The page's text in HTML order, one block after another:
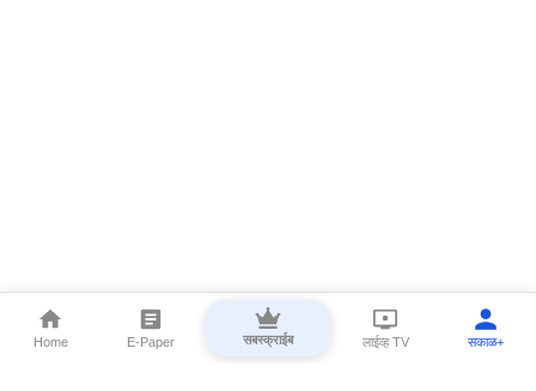
Home E-Paper सबस्क्राईब लाईव्ह TV सकाळ+